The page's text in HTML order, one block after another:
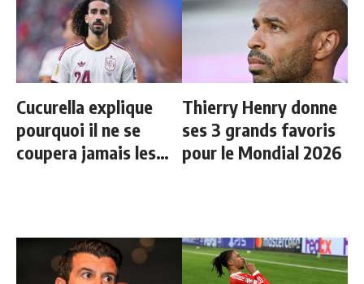
Cucurella explique
pourquoi il ne se
coupera jamais les
Thierry Henry donne
ses 3 grands favoris
pour le Mondial 2026